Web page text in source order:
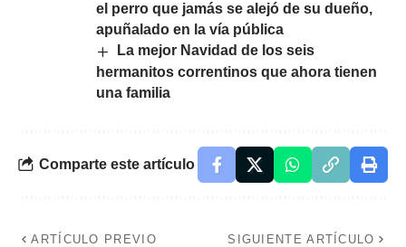
el perro que jamás se alejó de su dueño,
apuñalado en la vía pública
La mejor Navidad de los seis
hermanitos correntinos que ahora tienen
una familia
Comparte este artículo
ARTÍCULO PREVIO SIGUIENTE ARTÍCULO